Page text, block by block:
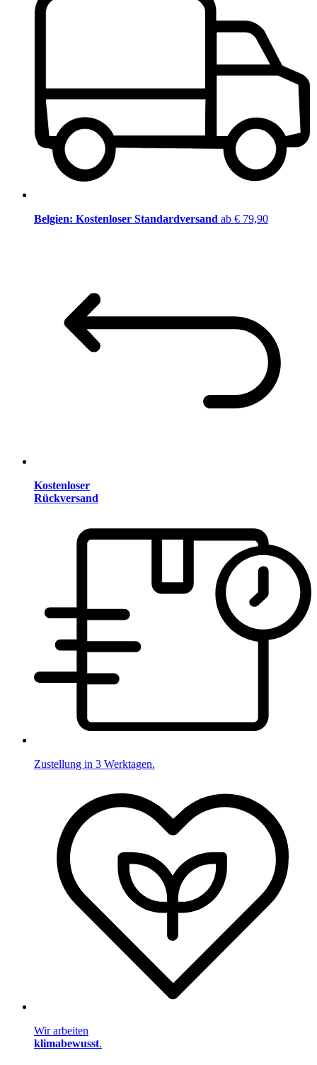
Belgien: Kostenloser Standardversand ab € 79,90
Kostenloser
Rückversand
Zustellung in 3 Werktagen.
Wir arbeiten
klimabewusst.